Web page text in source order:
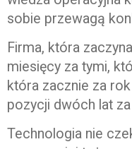
sobie przewagą
Firma, która
miesięcy za tymi,
która zacznie za
pozycji dwóch lat
Technologia nie